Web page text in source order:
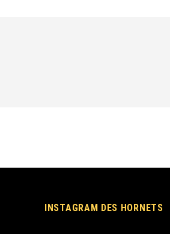
INSTAGRAM DES HORNETS